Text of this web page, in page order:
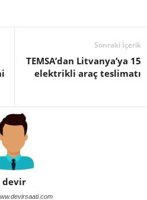
Sonraki İçerik
TEMSA’dan Litvanya’ya 15
elektrikli araç teslimatı
devir